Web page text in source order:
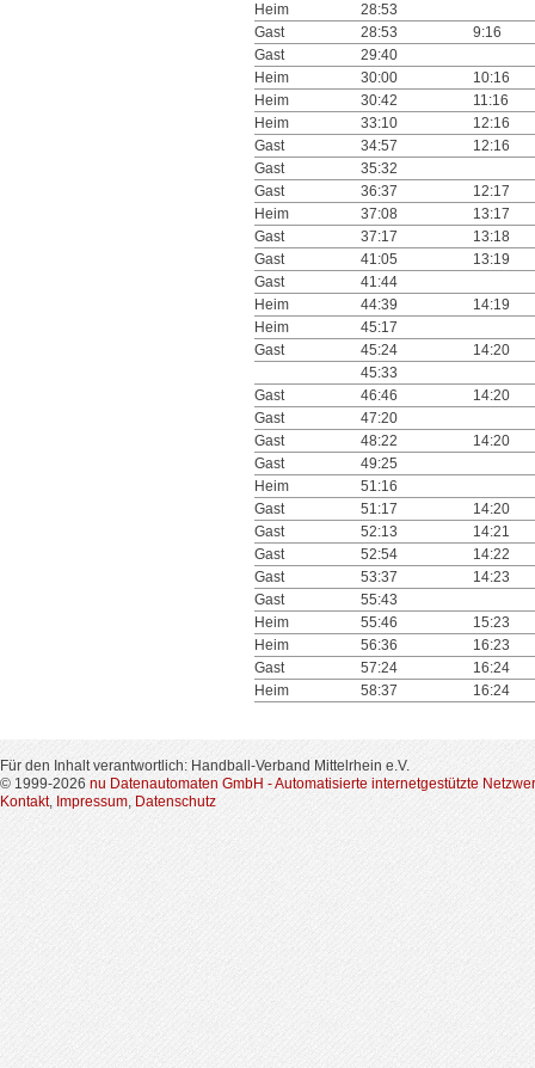
Heim
28:53
Gast
28:53
9:16
Gast
29:40
Heim
30:00
10:16
Heim
30:42
11:16
Heim
33:10
12:16
Gast
34:57
12:16
Gast
35:32
Gast
36:37
12:17
Heim
37:08
13:17
Gast
37:17
13:18
Gast
41:05
13:19
Gast
41:44
Heim
44:39
14:19
Heim
45:17
Gast
45:24
14:20
45:33
Gast
46:46
14:20
Gast
47:20
Gast
48:22
14:20
Gast
49:25
Heim
51:16
Gast
51:17
14:20
Gast
52:13
14:21
Gast
52:54
14:22
Gast
53:37
14:23
Gast
55:43
Heim
55:46
15:23
Heim
56:36
16:23
Gast
57:24
16:24
Heim
58:37 16:24
Für den Inhalt verantwortlich: Handball-Verband Mittelrhein e.V.
© 1999-2026 nu Datenautomaten GmbH - Automatisierte internetgestützte
Kontakt, Impressum, Datenschutz